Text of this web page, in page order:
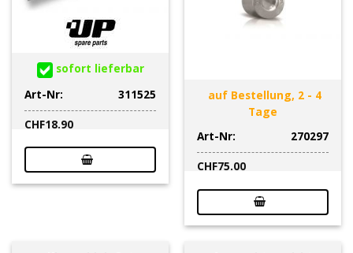
sofort lieferbar
Art-Nr:
311525
CHF18.90
auf Bestellung, 2 - 4
Tage
Art-Nr:
270297
CHF75.00